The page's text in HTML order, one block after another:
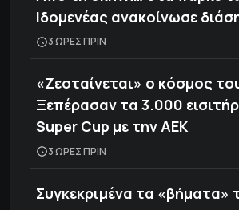
Ιδομενέας ανακοίνωσε
3 ΩΡΕΣ ΠΡΙΝ
«Ζεσταίνεται» ο κόσμος
Ξεπέρασαν τα 3.000
Super Cup με την ΑΕΚ
3 ΩΡΕΣ ΠΡΙΝ
Συγκεκριμένα τα «βήματα»